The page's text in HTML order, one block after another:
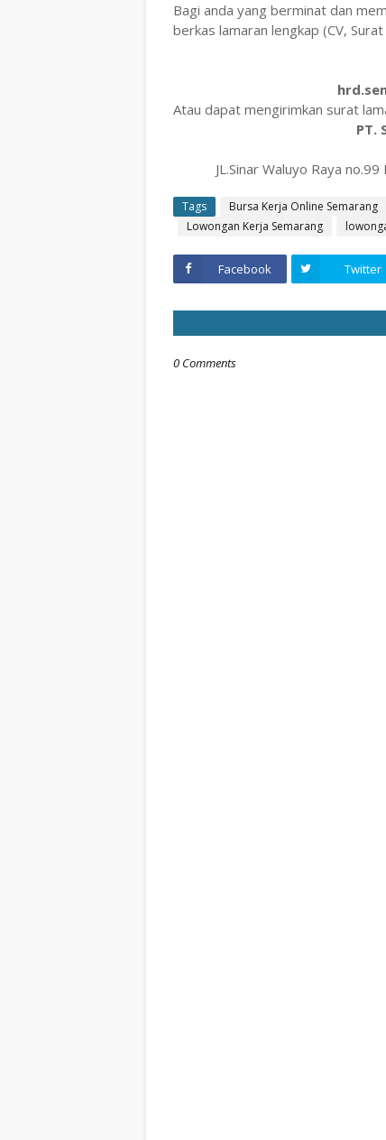
Bagi anda yang berminat dan
berkas lamaran lengkap (CV,
Atau dapat mengirimkan surat
PT.
JL.Sinar Waluyo Raya
Tags Bursa Kerja Online Semarang
Lowongan Kerja Semarang
Facebook Twitter
0 Comments